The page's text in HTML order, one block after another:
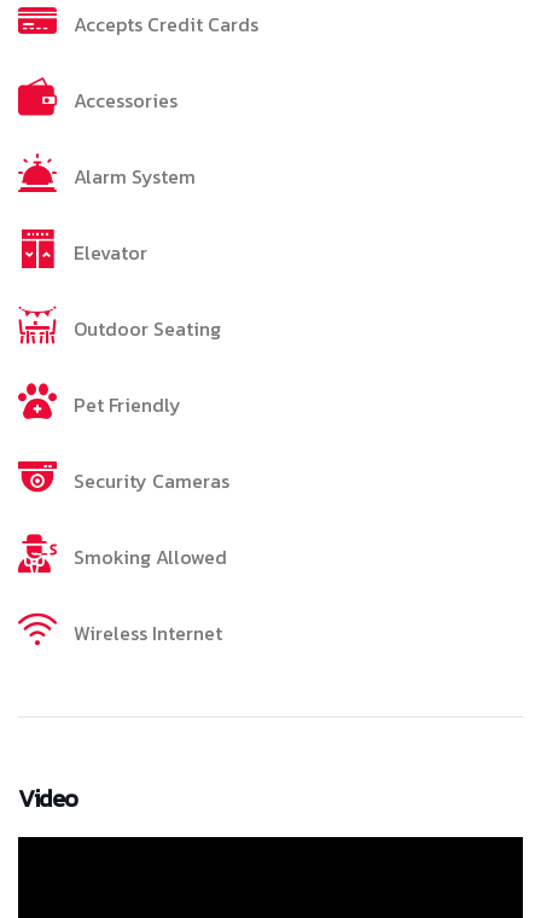
Accepts Credit Cards
Accessories
Alarm System
Elevator
Outdoor Seating
Pet Friendly
Security Cameras
Smoking Allowed
Wireless Internet
Video